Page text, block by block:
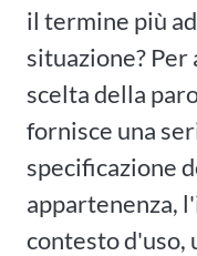
il termine più
situazione?
scelta della
fornisce una
specificazione
appartenenza,
contesto d'uso,